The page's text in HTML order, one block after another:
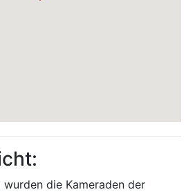
die Kameraden der